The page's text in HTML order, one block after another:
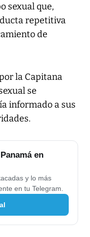
sexual que,
repetitiva
de
la Capitana
se
informado a sus
en
y lo más
en tu Telegram.